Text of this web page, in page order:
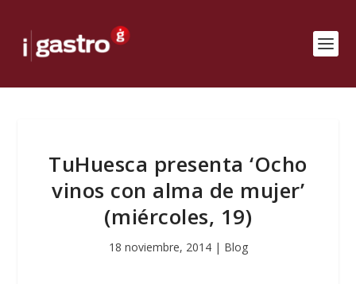
TuHuesca presenta ‘Ocho
vinos con alma de mujer’
(miércoles, 19)
18 noviembre, 2014| Blog